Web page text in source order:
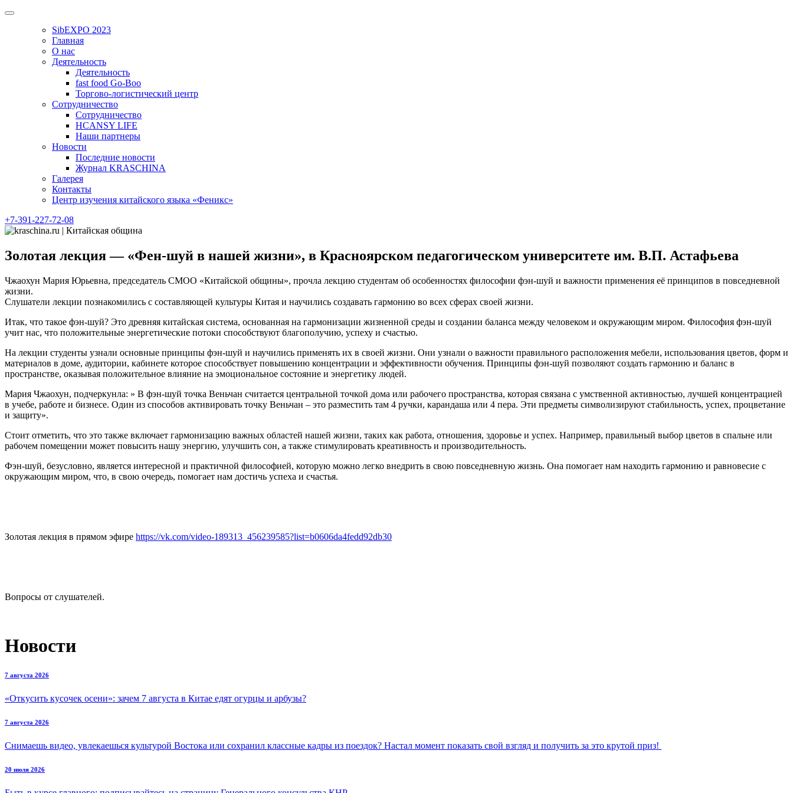
Skip
SibEXPO 2023
Главная
О нас
Деятельность
Деятельность
fast food Go-Boo
Торгово-логистический центр
Сотрудничество
Сотрудничество
HCANSY LIFE
Наши партнеры
Новости
Последние новости
Журнал KRASCHINA
Галерея
Контакты
Центр изучения китайского языка «Феникс»
+7-391-227-72-08
Золотая лекция — «Фен-шуй в нашей жизни», в Красноярском педагогическом университете им. В.П. Астафьева
Чжаохун Мария Юрьевна, председатель СМОО «Китайской общины», прочла лекцию студентам об особенностях философии фэн-шуй и важности применения её принципов в повседневной
жизни.
Слушатели лекции познакомились с составляющей культуры Китая и научились создавать гармонию во всех сферах своей жизни.
Итак, что такое фэн-шуй? Это древняя китайская система, основанная на гармонизации жизненной среды и создании баланса между человеком и окружающим миром. Философия фэн-шуй
учит нас, что положительные энергетические потоки способствуют благополучию, успеху и счастью.
На лекции студенты узнали основные принципы фэн-шуй и научились применять их в своей жизни. Они узнали о важности правильного расположения мебели, использования цветов, форм и
материалов в доме, аудитории, кабинете которое способствует повышению концентрации и эффективности обучения. Принципы фэн-шуй позволяют создать гармонию и баланс в
пространстве, оказывая положительное влияние на эмоциональное состояние и энергетику людей.
Мария Чжаохун, подчеркунла: » В фэн-шуй точка Веньчан считается центральной точкой дома или рабочего пространства, которая связана с умственной активностью, лучшей концентрацией
в учебе, работе и бизнесе. Один из способов активировать точку Веньчан – это разместить там 4 ручки, карандаша или 4 пера. Эти предметы символизируют стабильность, успех, процветание
и защиту».
Стоит отметить, что это также включает гармонизацию важных областей нашей жизни, таких как работа, отношения, здоровье и успех. Например, правильный выбор цветов в спальне или
рабочем помещении может повысить нашу энергию, улучшить сон, а также стимулировать креативность и производительность.
Фэн-шуй, безусловно, является интересной и практичной философией, которую можно легко внедрить в свою повседневную жизнь. Она помогает нам находить гармонию и равновесие с
окружающим миром, что, в свою очередь, помогает нам достичь успеха и счастья.
Золотая лекция в прямом эфире https://vk.com/video-189313_456239585?list=b0606da4fedd92db30
Вопросы от слушателей.
Новости
7 августа 2026
«Откусить кусочек осени»: зачем 7 августа в Китае едят огурцы и арбузы?
7 августа 2026
Снимаешь видео, увлекаешься культурой Востока или сохранил классные кадры из поездок? Настал момент показать свой взгляд и получить за это крутой приз!
20 июля 2026